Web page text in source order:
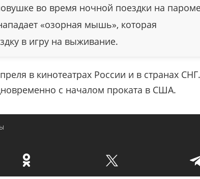
во время ночной поездки на
«озорная мышь», которая
в игру на выживание.
в кинотеатрах России и в странах СНГ.
с началом проката в США.